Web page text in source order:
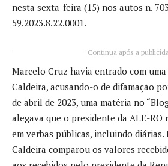
nesta sexta-feira (15) nos autos n.
59.2023.8.22.0001.
Continua após a
Marcelo Cruz havia entrado com
Caldeira, acusando-o de difamação
de abril de 2023, uma matéria no
alegava que o presidente da ALE-RO
em verbas públicas, incluindo diárias.
Caldeira comparou os valores